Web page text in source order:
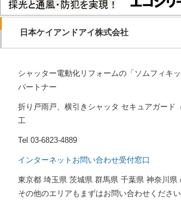
日本ケイアンドアイ株式会社
シャッター電動化リフォームの「ソムフィキ
パートナー
折り戸雨戸、横引きシャッタ セキュアガード
工
Tel 03-6823-4889
インターネットお問い合わせ受付窓口
東京都 埼玉県 茨城県 群馬県 千葉県 神奈川県
その他のエリアもまずはお問い合わせください